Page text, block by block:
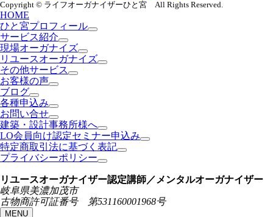
Copyright © ライフオーガナイザーひと宮 All Rights Reserved.
HOME
ひと宮プロフィール
サービス紹介
現場オーガナイズ
リユースオーガナイズ
その他サービス
お客様の声
ブログ
各種申込み
お問い合せ
建築・設計事務所様へ
LO会員向け認定セミナー申込み
特定商取引法に基づく表記
プライバシーポリシー
リユースオーガナイザー認定講師／メンタルオーガナイザー
岐阜県美濃加茂市
古物商許可証番号 第531160001968号
MENU